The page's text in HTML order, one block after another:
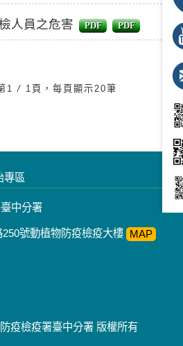
人員之危害 PDF PDF
1 / 1頁，每頁顯示20筆
專區
中分署
號動植物防疫檢疫大樓 MAP
疫檢疫署臺中分署 版權所有